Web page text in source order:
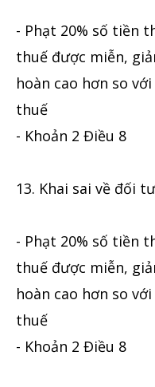
- Phạt 20% số tiền
thuế được miễn,
hoàn cao hơn so
thuế
- Khoản 2 Điều 8
13. Khai sai về đối
- Phạt 20% số tiền
thuế được miễn,
hoàn cao hơn so
thuế
- Khoản 2 Điều 8